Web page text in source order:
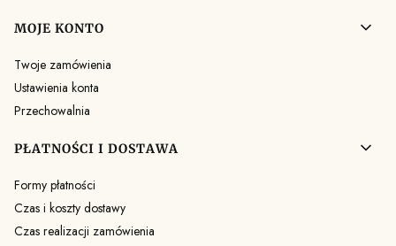
MOJE KONTO
Twoje zamówienia
Ustawienia konta
Przechowalnia
PŁATNOŚCI I DOSTAWA
Formy płatności
Czas i koszty dostawy
Czas realizacji zamówienia